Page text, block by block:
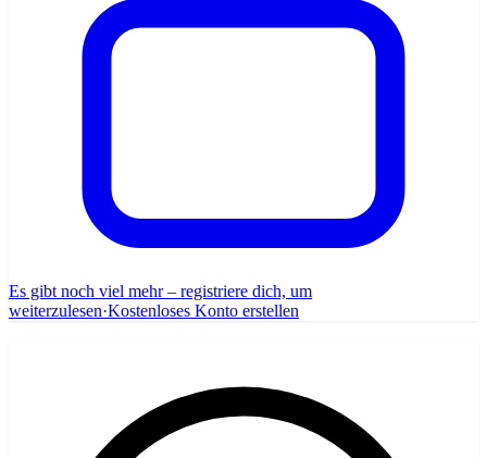
Es gibt noch viel mehr – registriere dich, um
weiterzulesen·Kostenloses Konto erstellen